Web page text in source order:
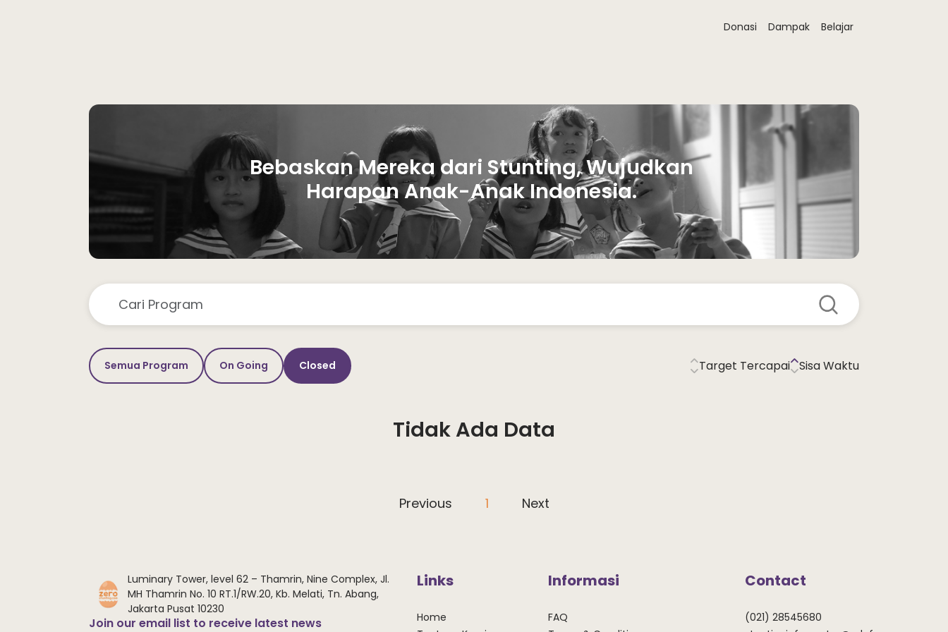
Donasi Dampak Belajar
Bebaskan Mereka dari Stunting, Wujudkan
Harapan Anak-Anak Indonesia.
Semua Program On Going Closed Target Tercapai Sisa Waktu
Tidak Ada Data
Previous 1 Next
Luminary Tower, level 62 – Thamrin, Nine Complex, Jl.
MH Thamrin No. 10 RT.1/RW.20, Kb. Melati, Tn. Abang,
Jakarta Pusat 10230
Join our email list to receive latest news
Links
Home
Informasi
FAQ
Contact
(021) 28545680